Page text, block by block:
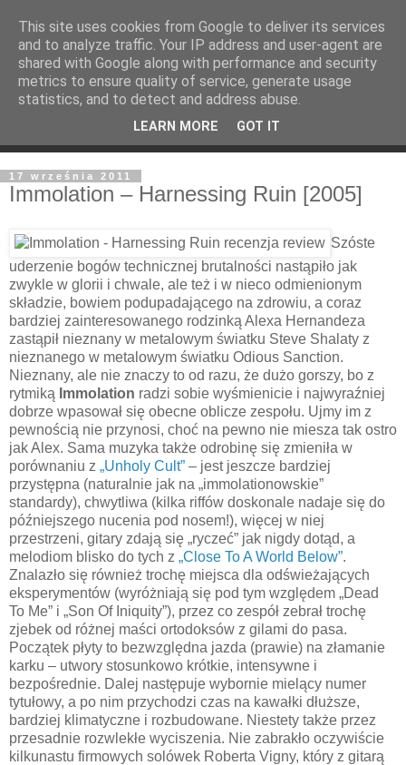
17 września 2011
Immolation – Harnessing Ruin [2005]
Szóste
uderzenie bogów technicznej brutalności nastąpiło jak
zwykle w glorii i chwale, ale też i w nieco odmienionym
składzie, bowiem podupadającego na zdrowiu, a coraz
bardziej zainteresowanego rodzinką Alexa Hernandeza
zastąpił nieznany w metalowym światku Steve Shalaty z
nieznanego w metalowym światku Odious Sanction.
Nieznany, ale nie znaczy to od razu, że dużo gorszy, bo z
rytmiką Immolation radzi sobie wyśmienicie i najwyraźniej
dobrze wpasował się obecne oblicze zespołu. Ujmy im z
pewnością nie przynosi, choć na pewno nie miesza tak ostro
jak Alex. Sama muzyka także odrobinę się zmieniła w
porównaniu z „Unholy Cult” – jest jeszcze bardziej
przystępna (naturalnie jak na „immolationowskie”
standardy), chwytliwa (kilka riffów doskonale nadaje się do
późniejszego nucenia pod nosem!), więcej w niej
przestrzeni, gitary zdają się „ryczeć” jak nigdy dotąd, a
melodiom blisko do tych z „Close To A World Below”.
Znalazło się również trochę miejsca dla odświeżających
eksperymentów (wyróżniają się pod tym względem „Dead
To Me” i „Son Of Iniquity”), przez co zespół zebrał trochę
zjebek od różnej maści ortodoksów z gilami do pasa.
Początek płyty to bezwzględna jazda (prawie) na złamanie
karku – utwory stosunkowo krótkie, intensywne i
bezpośrednie. Dalej następuje wybornie mielący numer
tytułowy, a po nim przychodzi czas na kawałki dłuższe,
bardziej klimatyczne i rozbudowane. Niestety także przez
przesadnie rozwlekłe wyciszenia. Nie zabrakło oczywiście
kilkunastu firmowych solówek Roberta Vigny, który z gitarą
This site uses cookies from Google to deliver its services
and to analyze traffic. Your IP address and user-agent are
shared with Google along with performance and security
metrics to ensure quality of service, generate usage
statistics, and to detect and address abuse.
LEARN MORE GOT IT